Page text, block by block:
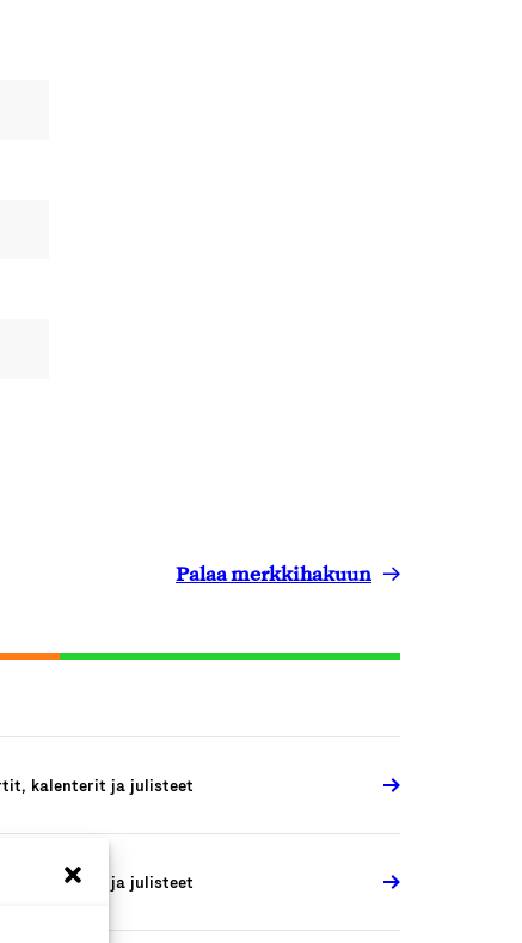
Palaa merkkihakuun
kalenterit ja julisteet
kalenterit ja julisteet